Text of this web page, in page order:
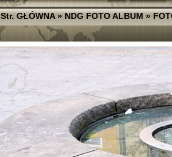
Str. GŁÓWNA»NDG FOTO ALBUM»